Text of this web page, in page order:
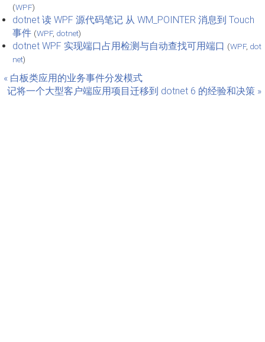
(WPF)
dotnet 读 WPF 源代码笔记 从 WM_POINTER 消息到 Touch
事件 (WPF, dotnet)
dotnet WPF 实现端口占用检测与自动查找可用端口 (WPF, dot
net)
« 白板类应用的业务事件分发模式
记将一个大型客户端应用项目迁移到 dotnet 6 的经验和决策 »